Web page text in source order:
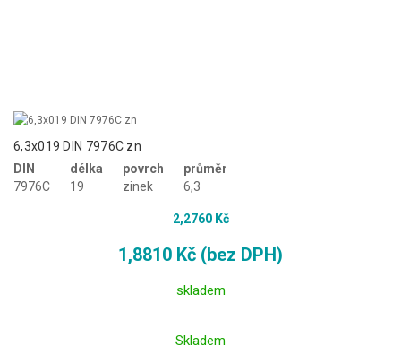
6,3x019 DIN 7976C zn
DIN
7976C
délka
19
povrch
zinek
průměr
6,3
2,2760 Kč
1,8810 Kč (bez DPH)
skladem
Skladem